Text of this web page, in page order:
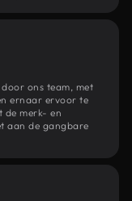
ons team, met
ernaar ervoor te
de merk- en
aan de gangbare